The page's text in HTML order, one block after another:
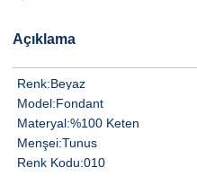
Açıklama
Renk:Beyaz
Model:Fondant
Materyal:%100 Keten
Menşei:Tunus
Renk Kodu:010